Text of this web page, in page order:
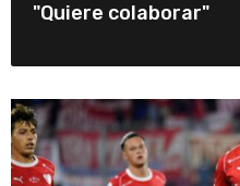
"Quiere colaborar"